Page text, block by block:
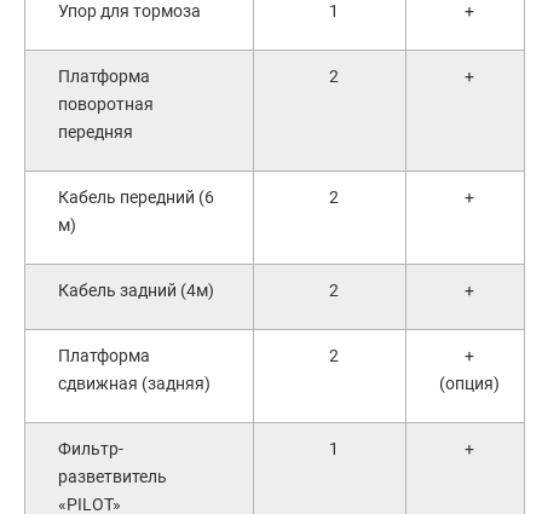
Упор для тормоза 1 +
Платформа
поворотная
передняя
2 +
Кабель передний (6
м)
2 +
Кабель задний (4м) 2 +
Платформа
сдвижная (задняя)
2
+
(опция)
Фильтр-
разветвитель
«PILOT»
1 +